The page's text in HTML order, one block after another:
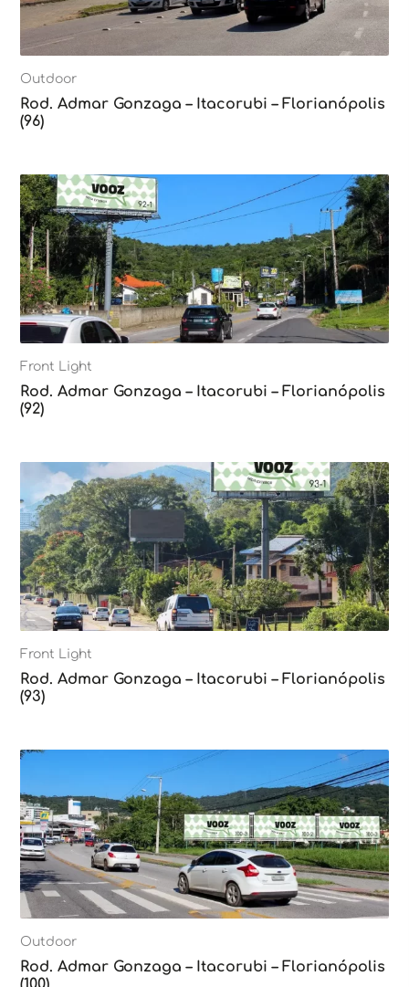
Outdoor
Rod. Admar Gonzaga – Itacorubi – Florianópolis
(96)
Front Light
Rod. Admar Gonzaga – Itacorubi – Florianópolis
(92)
Front Light
Rod. Admar Gonzaga – Itacorubi – Florianópolis
(93)
Outdoor
Rod. Admar Gonzaga – Itacorubi – Florianópolis